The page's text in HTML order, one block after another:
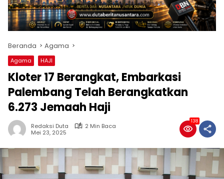
Beranda Agama
Agama HAJI
Kloter 17 Berangkat, Embarkasi
Palembang Telah Berangkatkan
6.273 Jemaah Haji
Redaksi Duta
2 Min Baca
Mei 23, 2025
138